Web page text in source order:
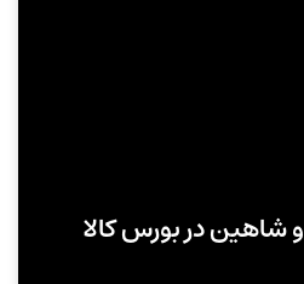
عرضه دنا، پژو ۲۰۷ و شاهین در بورس کالا